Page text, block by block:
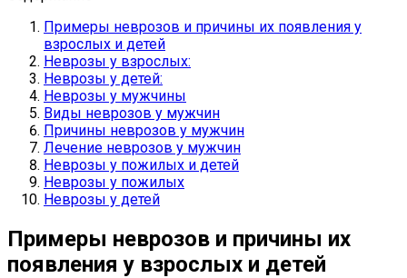
Примеры неврозов и причины их появления у
взрослых и детей
Неврозы у взрослых:
Неврозы у детей:
Неврозы у мужчины
Виды неврозов у мужчин
Причины неврозов у мужчин
Лечение неврозов у мужчин
Неврозы у пожилых и детей
Неврозы у пожилых
Неврозы у детей
Примеры неврозов и причины их
появления у взрослых и детей